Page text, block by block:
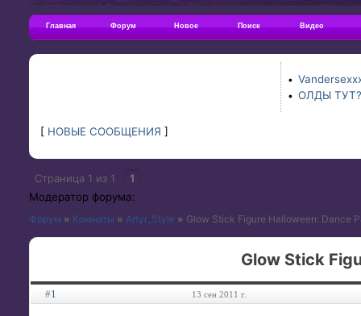
Главная Форум Новое Поиск Видео
•
• ОЛДЫ
[ НОВЫЕ СООБЩЕНИЯ ]
Страница 1 из 1
1
Модератор форума:
Форум » Комнаты » Artyr_Style » Glow Stick Figure Halloween: Dance
Glow Stick
#1 13 сен 2011 г.